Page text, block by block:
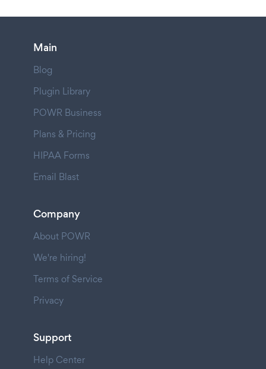
Main
Blog
Plugin Library
POWR Business
Plans & Pricing
HIPAA Forms
Email Blast
Company
About POWR
We're hiring!
Terms of Service
Privacy
Support
Help Center